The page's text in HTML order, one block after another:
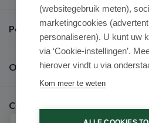
Populaire merken
Over ons
Contact
(websitegebruik meten),
marketingcookies
personaliseren). U kunt uw
via ‘Cookie-instellingen’.
hierover vindt u via
Kom meer te weten